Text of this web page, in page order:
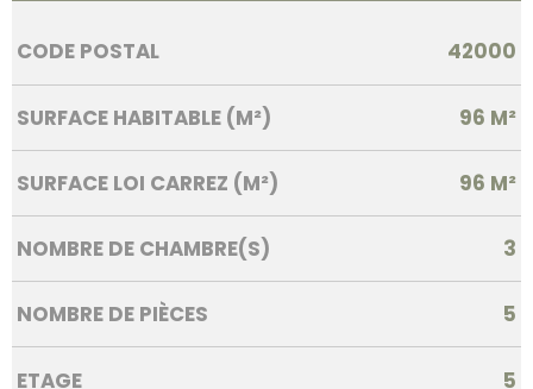
Caractérisque Valeurs
CODE POSTAL 42000
SURFACE HABITABLE (M²) 96 M²
SURFACE LOI CARREZ (M²) 96 M²
NOMBRE DE CHAMBRE(S) 3
NOMBRE DE PIÈCES 5
ETAGE 5